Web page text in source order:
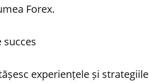
Forex.
experiențele și strategiile